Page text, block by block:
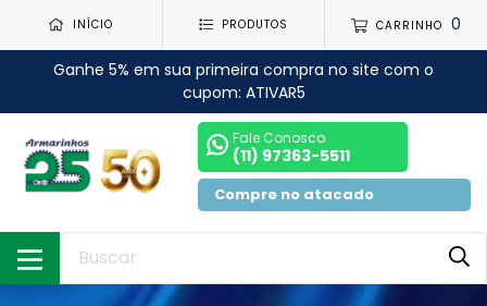
INÍCIO PRODUTOS CARRINHO 0
Ganhe 5% em sua primeira compra no site com o
cupom: ATIVAR5
Fale Conosco
(11) 97363-5511
Compre no atacado